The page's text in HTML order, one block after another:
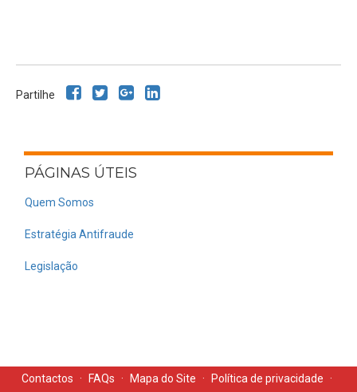
Partilhe
PÁGINAS ÚTEIS
Quem Somos
Estratégia Antifraude
Legislação
Contactos · FAQs · Mapa do Site · Política de privacidade
·